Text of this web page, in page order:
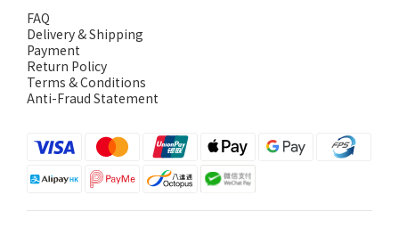
FAQ
Delivery & Shipping
Payment
Return Policy
Terms & Conditions
Anti-Fraud Statement